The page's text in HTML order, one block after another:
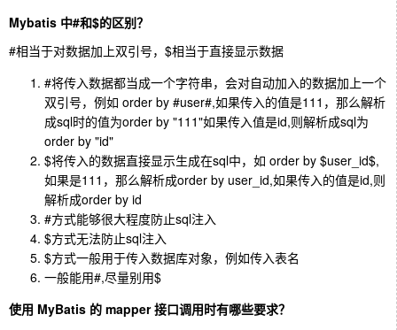
Mybatis 中#和$的区别？
#相当于对数据加上双引号， $相当于直接显示数据
#将传入数据都当成一个字符串，会对自动加入的数据加上一个
双引号，例如 order by #user#,如果传入的值是111，那么解析
成sql时的值为order by "111"如果传入值是id,则解析成sql为
order by "id"
$将传入的数据直接显示生成在sql中，如 order by $user_id$,
如果是111，那么解析成order by user_id,如果传入的值是id,则
解析成order by id
#方式能够很大程度防止sql注入
$方式无法防止sql注入
$方式一般用于传入数据库对象，例如传入表名
一般能用#,尽量别用$
使用 MyBatis 的 mapper 接口调用时有哪些要求？